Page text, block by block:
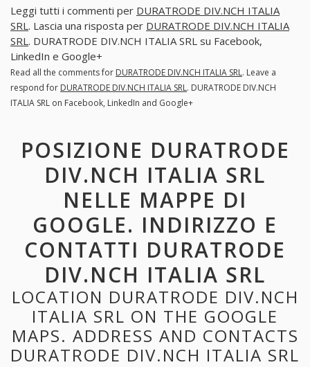
Leggi tutti i commenti per DURATRODE DIV.NCH ITALIA
SRL. Lascia una risposta per DURATRODE DIV.NCH ITALIA
SRL. DURATRODE DIV.NCH ITALIA SRL su Facebook,
LinkedIn e Google+
Read all the comments for DURATRODE DIV.NCH ITALIA SRL. Leave a
respond for DURATRODE DIV.NCH ITALIA SRL. DURATRODE DIV.NCH
ITALIA SRL on Facebook, LinkedIn and Google+
POSIZIONE DURATRODE
DIV.NCH ITALIA SRL
NELLE MAPPE DI
GOOGLE. INDIRIZZO E
CONTATTI DURATRODE
DIV.NCH ITALIA SRL
LOCATION DURATRODE DIV.NCH
ITALIA SRL ON THE GOOGLE
MAPS. ADDRESS AND CONTACTS
DURATRODE DIV.NCH ITALIA SRL